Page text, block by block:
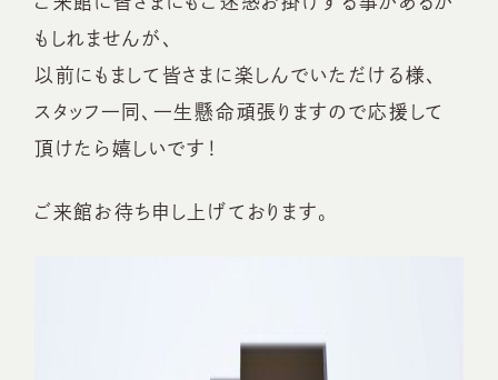
もしれませんが、
以前にもまして皆さまに楽しんでいただける様、
スタッフ一同、一生懸命頑張りますので応援して
頂けたら嬉しいです！
ご来館お待ち申し上げております。